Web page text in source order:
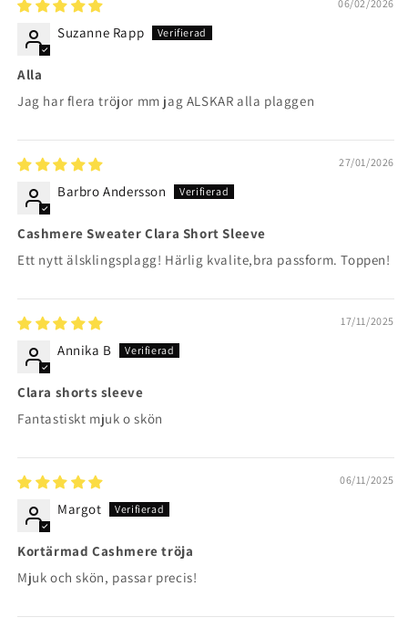
06/02/2026
Suzanne Rapp
Alla
Jag har flera tröjor mm jag ALSKAR alla plaggen
27/01/2026
Barbro Andersson
Cashmere Sweater Clara Short Sleeve
Ett nytt älsklingsplagg! Härlig kvalite,bra passform. Toppen!
17/11/2025
Annika B
Clara shorts sleeve
Fantastiskt mjuk o skön
06/11/2025
Margot
Kortärmad Cashmere tröja
Mjuk och skön, passar precis!